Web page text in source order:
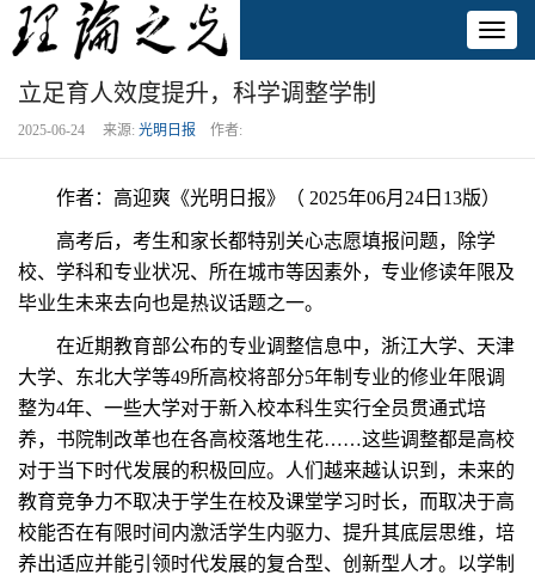
立足育人效度提升，科学调整学制
2025-06-24 来源: 光明日报 作者:
作者：高迎爽《光明日报》（ 2025年06月24日13版）
高考后，考生和家长都特别关心志愿填报问题，除学
校、学科和专业状况、所在城市等因素外，专业修读年限及
毕业生未来去向也是热议话题之一。
在近期教育部公布的专业调整信息中，浙江大学、天津
大学、东北大学等49所高校将部分5年制专业的修业年限调
整为4年、一些大学对于新入校本科生实行全员贯通式培
养，书院制改革也在各高校落地生花……这些调整都是高校
对于当下时代发展的积极回应。人们越来越认识到，未来的
教育竞争力不取决于学生在校及课堂学习时长，而取决于高
校能否在有限时间内激活学生内驱力、提升其底层思维，培
养出适应并能引领时代发展的复合型、创新型人才。以学制